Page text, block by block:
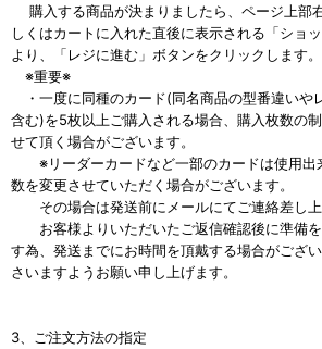
購入する商品が決まりましたら、ページ上部
しくはカートに入れた直後に表示される「ショ
より、「レジに進む」ボタンをクリックします。
※重要※
・一度に同種のカード(同名商品の型番違いや
含む)を5枚以上ご購入される場合、購入枚数の
せて頂く場合がございます。
※リーダーカードなど一部のカードは使用出
数を変更させていただく場合がございます。
その場合は発送前にメールにてご連絡差し上
お客様よりいただいたご返信確認後に準備を
す為、発送までにお時間を頂戴する場合がござ
さいますようお願い申し上げます。
3、ご注文方法の指定